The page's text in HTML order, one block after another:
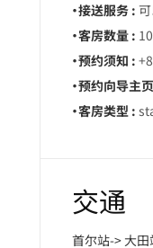
・接送服务 :
・客房数量 :
・预约须知 :
・预约向导主
・客房类型 :
交通
首尔站-> 大田